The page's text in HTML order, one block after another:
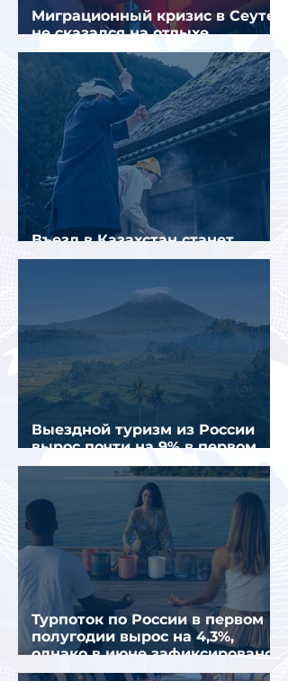
Миграционный кризис в Сеуте
не сказался на отдыхе
российских туристов в Испании
Въезд в Казахстан станет
платным до конца года
Выездной туризм из России
вырос почти на 9% в первом
полугодии 2026 года
Турпоток по России в первом
полугодии вырос на 4,3%,
однако в июне зафиксировано
снижение